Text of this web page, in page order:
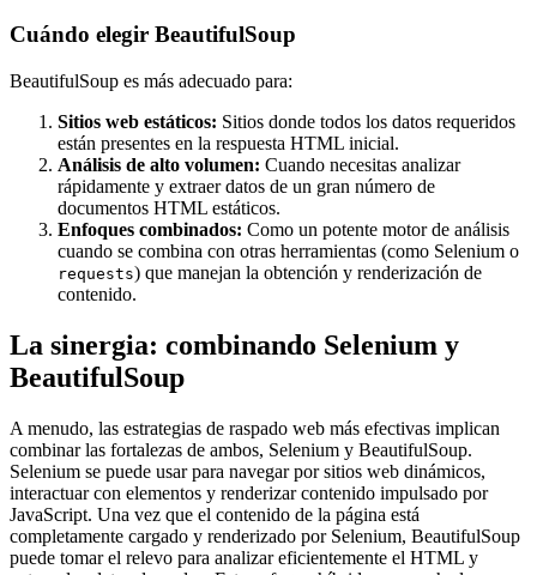
Cuándo elegir BeautifulSoup
BeautifulSoup es más adecuado para:
Sitios web estáticos: Sitios donde todos los datos requeridos
están presentes en la respuesta HTML inicial.
Análisis de alto volumen: Cuando necesitas analizar
rápidamente y extraer datos de un gran número de
documentos HTML estáticos.
Enfoques combinados: Como un potente motor de análisis
cuando se combina con otras herramientas (como Selenium o
requests) que manejan la obtención y renderización de
contenido.
La sinergia: combinando Selenium y
BeautifulSoup
A menudo, las estrategias de raspado web más efectivas implican
combinar las fortalezas de ambos, Selenium y BeautifulSoup.
Selenium se puede usar para navegar por sitios web dinámicos,
interactuar con elementos y renderizar contenido impulsado por
JavaScript. Una vez que el contenido de la página está
completamente cargado y renderizado por Selenium, BeautifulSoup
puede tomar el relevo para analizar eficientemente el HTML y